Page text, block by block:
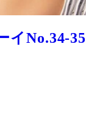
イNo.34-35